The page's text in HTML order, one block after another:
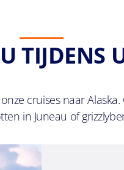
TIJDENS
cruises naar
in Juneau of